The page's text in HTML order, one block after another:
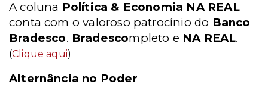
A coluna Política & Economia NA REAL
conta com o valoroso patrocínio do Banco
Bradesco. Bradescompleto e NA REAL.
(Clique aqui)
Alternância no Poder